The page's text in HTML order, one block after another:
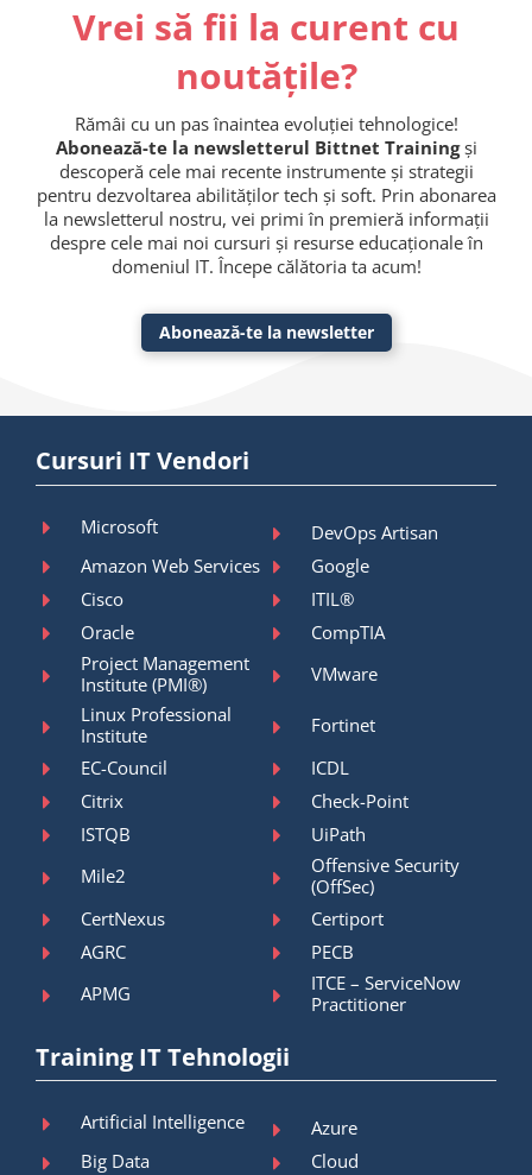
Vrei să fii la curent cu
noutățile?
Rămâi cu un pas înaintea evoluției tehnologice!
Abonează-te la newsletterul Bittnet Trainingși
descoperă cele mai recente instrumente și strategii
pentru dezvoltarea abilităților tech și soft. Prin abonarea
la newsletterul nostru, vei primi în premieră informații
despre cele mai noi cursuri și resurse educaționale în
domeniul IT. Începe călătoria ta acum!
Abonează-te la newsletter
Cursuri IT Vendori
Microsoft
DevOps Artisan
Amazon Web Services
Google
Cisco
ITIL®
Oracle
CompTIA
Project Management
Institute (PMI®)
VMware
Linux Professional
Institute
Fortinet
EC-Council
ICDL
Citrix
Check-Point
ISTQB
UiPath
Mile2
Offensive Security
(OffSec)
CertNexus
Certiport
AGRC
PECB
APMG
ITCE – ServiceNow
Practitioner
Training IT Tehnologii
Artificial Intelligence
Azure
Big Data
Cloud